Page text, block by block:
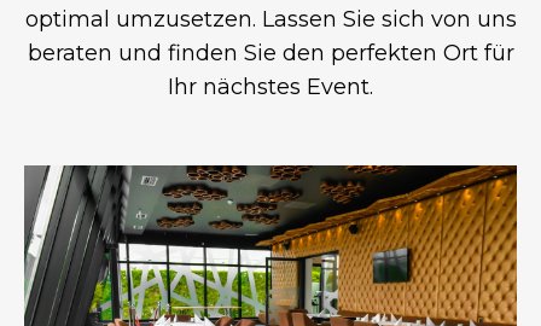
optimal umzusetzen. Lassen Sie sich von uns
beraten und finden Sie den perfekten Ort für
Ihr nächstes Event.